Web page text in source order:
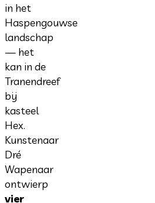
in het
Haspengouwse
landschap
— het
kan in de
Tranendreef
bij
kasteel
Hex.
Kunstenaar
Dré
Wapenaar
ontwierp
vier